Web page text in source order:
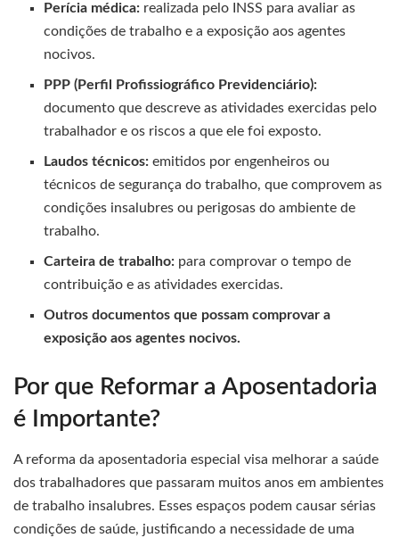
Perícia médica: realizada pelo INSS para avaliar as
condições de trabalho e a exposição aos agentes
nocivos.
PPP (Perfil Profissiográfico Previdenciário):
documento que descreve as atividades exercidas pelo
trabalhador e os riscos a que ele foi exposto.
Laudos técnicos: emitidos por engenheiros ou
técnicos de segurança do trabalho, que comprovem as
condições insalubres ou perigosas do ambiente de
trabalho.
Carteira de trabalho: para comprovar o tempo de
contribuição e as atividades exercidas.
Outros documentos que possam comprovar a
exposição aos agentes nocivos.
Por que Reformar a Aposentadoria
é Importante?
A reforma da aposentadoria especial visa melhorar a saúde
dos trabalhadores que passaram muitos anos em ambientes
de trabalho insalubres. Esses espaços podem causar sérias
condições de saúde, justificando a necessidade de uma